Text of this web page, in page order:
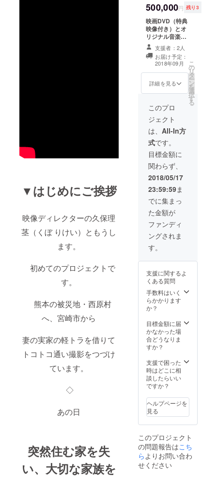
▼はじめにご挨拶
映像ディレクターの久保理
茎（くぼ りけい）ともうし
ます。
初めてのプロジェクトで
す。
熊本の被災地・西原村
へ、宮崎市から
妻の実家の軽トラを借りて
トコトコ通い撮影をつづけ
ています。
◇
あの日
突然住む家を失
い、大切な家族を
おこしいただけ
たら…） ＋
ディレクターか
ら直筆お礼状！
500,000円 残り3
映画DVD（特典
映像付き）とオ
リジナル音楽CD
のパッケージに
「スペシャルサ
ポーター」とし
てお名前・企業
名記載！！！
（※村への寄贈作
に関わるもの
や、公序良俗に
照らして掲載が
難しいと判断さ
れた場合は、お
断りする場合が
あります） ＋上
記DVDとCD 「
１００セット 」
リターン ！！
は単独、相応の
スペースをとり
ます。 ＋上映会
特別席と「舞台
挨拶権！」（会
場におこしいた
だけたら…） ＋
ディレクターか
ら直筆のお礼
状！
支援者：2人
お届け予定：
2018年09月
詳細を見る
こ
の
リ
タ
ー
ン
を
選
択
す
る
このプロ
ジェクト
は、 All-In方
式です。
目標金額に
関わらず、
2018/05/17
23:59:59ま
でに集まっ
た金額が
ファンディ
ングされま
す。
支援に関するよ
くある質問
手数料はいく
らかかります
か？
目標金額に届
かなかった場
合どうなりま
すか？
支援で困った
時はどこに相
談したらいい
ですか？
ヘルプページを
見る
このプロジェクト
の問題報告はこち
らよりお問い合わ
せください